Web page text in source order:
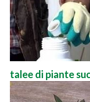
talee di piante